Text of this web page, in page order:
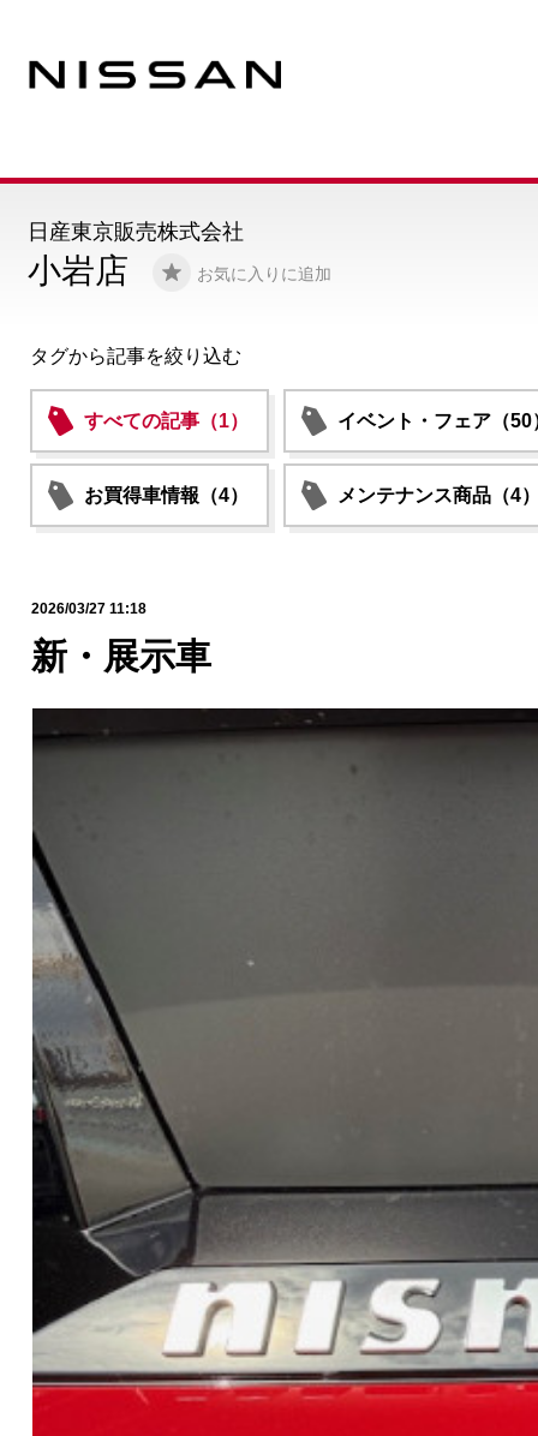
小岩店 お気に入りに追加
日産東京販売株式会社
タグから記事を絞り込む
すべての記事（1） イベント・フェア（50
お買得車情報（4） メンテナンス商品（4
2026/03/27 11:18
新・展示車